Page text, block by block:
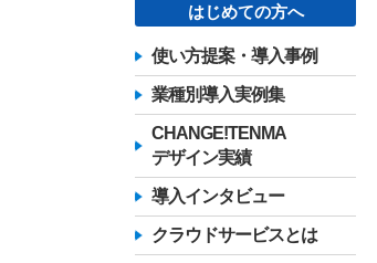
はじめての方へ
使い方提案・導入事例
業種別導入実例集
CHANGE!TENMA
デザイン実績
導入インタビュー
クラウドサービスとは